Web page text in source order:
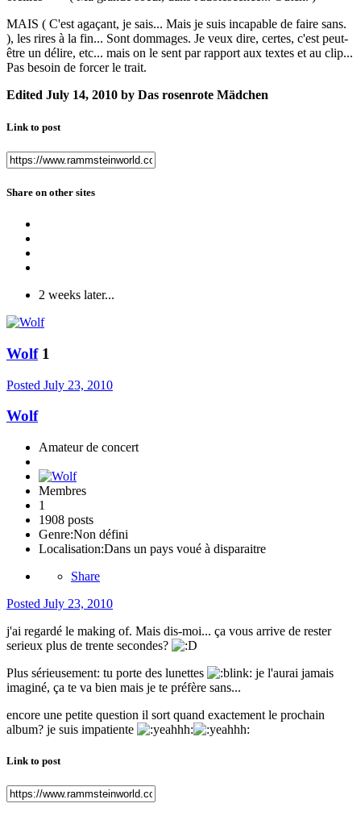
MAIS ( C'est agaçant, je sais... Mais je suis incapable de faire sans.
), les rires à la fin... Sont dommages. Je veux dire, certes, c'est peut-
être un délire, etc... mais on le sent par rapport aux textes et au clip...
Pas besoin de forcer le trait.
Edited July 14, 2010 by Das rosenrote Mädchen
Link to post
Share on other sites
2 weeks later...
Wolf 1
Posted July 23, 2010
Wolf
Amateur de concert
Membres
1
1908 posts
Genre:Non défini
Localisation:Dans un pays voué à disparaitre
Share
Posted July 23, 2010
j'ai regardé le making of. Mais dis-moi... ça vous arrive de rester
serieux plus de trente secondes?
Plus sérieusement: tu porte des lunettes
je l'aurai jamais
imaginé, ça te va bien mais je te préfère sans...
encore une petite question il sort quand exactement le prochain
album? je suis impatiente
Link to post